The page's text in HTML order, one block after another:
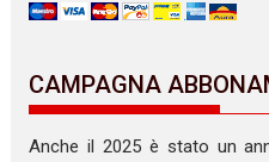
CAMPAGNA
Anche il 2025 è stato un